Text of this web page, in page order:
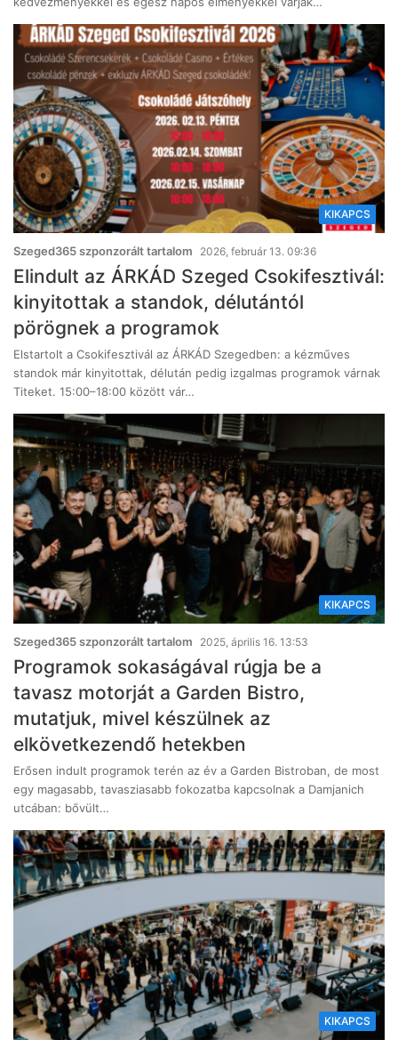
KIKAPCS
Szeged365 szponzorált tartalom 2026, február 13. 09:36
Elindult az ÁRKÁD Szeged Csokifesztivál:
kinyitottak a standok, délutántól
pörögnek a programok
Elstartolt a Csokifesztivál az ÁRKÁD Szegedben: a kézműves
standok már kinyitottak, délután pedig izgalmas programok várnak
Titeket. 15:00–18:00 között vár…
KIKAPCS
Szeged365 szponzorált tartalom 2025, április 16. 13:53
Programok sokaságával rúgja be a
tavasz motorját a Garden Bistro,
mutatjuk, mivel készülnek az
elkövetkezendő hetekben
Erősen indult programok terén az év a Garden Bistroban, de most
egy magasabb, tavasziasabb fokozatba kapcsolnak a Damjanich
utcában: bővült…
KIKAPCS